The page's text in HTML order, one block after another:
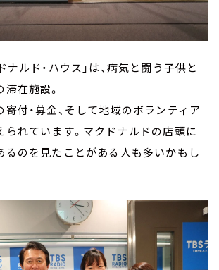
ナルド・ハウス」は、病気と闘う子供と
在施設。
付・募金、そして地域のボランティア
られています。マクドナルドの店頭に
るのを見たことがある人も多いかもし